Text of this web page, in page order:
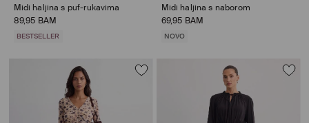
Midi haljina s puf-rukavima
89,95 BAM
BESTSELLER
Midi haljina s naborom
69,95 BAM
NOVO